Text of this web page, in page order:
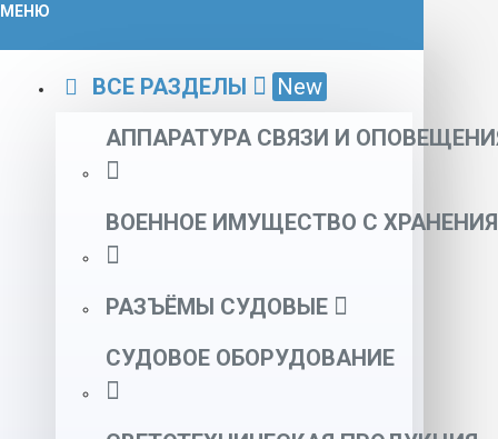
МЕНЮ
ВСЕ РАЗДЕЛЫ
New
АППАРАТУРА СВЯЗИ И
ВОЕННОЕ ИМУЩЕСТВО С ХРАНЕНИЯ
РАЗЪЁМЫ СУДОВЫЕ
СУДОВОЕ ОБОРУДОВАНИЕ